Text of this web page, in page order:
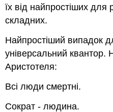
13.4
їх від найпростіших для
складних.
Найпростіший випадок
універсальний квантор.
Аристотеля:
Всі люди смертні.
Сократ - людина.